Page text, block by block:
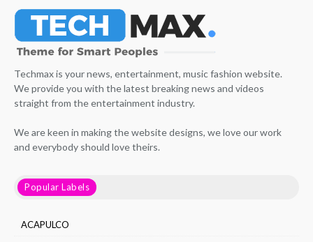
Techmax is your news, entertainment, music fashion website.
We provide you with the latest breaking news and videos
straight from the entertainment industry.
We are keen in making the website designs, we love our work
and everybody should love theirs.
Popular Labels
ACAPULCO